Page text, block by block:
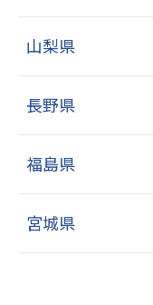
山梨県
長野県
福島県
宮城県